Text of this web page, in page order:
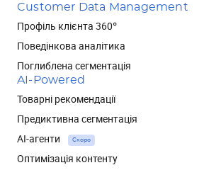
Customer Data Management
Профіль клієнта 360°
Поведінкова аналітика
Поглиблена сегментація
AI-Powered
Товарні рекомендації
Предиктивна сегментація
AI-агенти
Скоро
Оптимізація контенту